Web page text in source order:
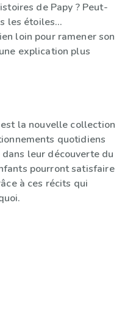
de Papy ? Peut-
les étoiles…
loin pour ramener son
explication plus
la nouvelle collection
quotidiens
leur découverte du
pourront satisfaire
à ces récits qui